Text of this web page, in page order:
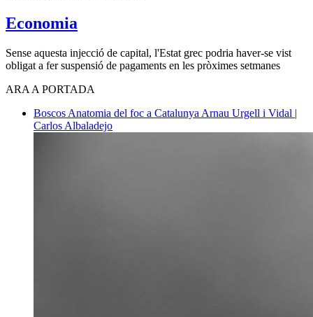
Economia
Sense aquesta injecció de capital, l'Estat grec podria haver-se vist
obligat a fer suspensió de pagaments en les pròximes setmanes
ARA A PORTADA
Boscos Anatomia del foc a Catalunya Arnau Urgell i Vidal |
Carlos Albaladejo